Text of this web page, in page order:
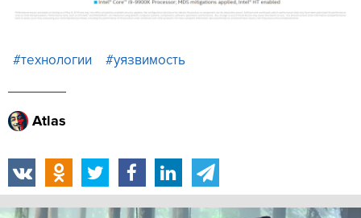
#технологии #уязвимость
Atlas